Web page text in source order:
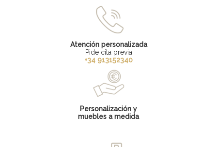
Atención personalizada
Pide cita previa
+34 913152340
Personalización y
muebles a medida